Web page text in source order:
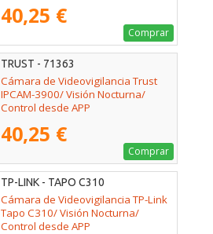
40,25 €
Comprar
TRUST - 71363
Cámara de Videovigilancia Trust
IPCAM-3900/ Visión Nocturna/
Control desde APP
40,25 €
Comprar
TP-LINK - TAPO C310
Cámara de Videovigilancia TP-Link
Tapo C310/ Visión Nocturna/
Control desde APP